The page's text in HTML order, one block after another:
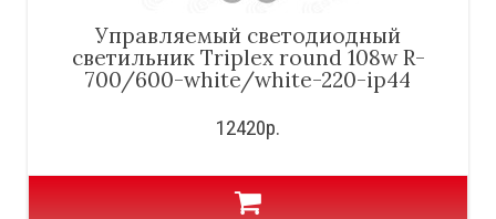
Управляемый светодиодный
светильник Triplex round 108w R-
700/600-white/white-220-ip44
12420р.